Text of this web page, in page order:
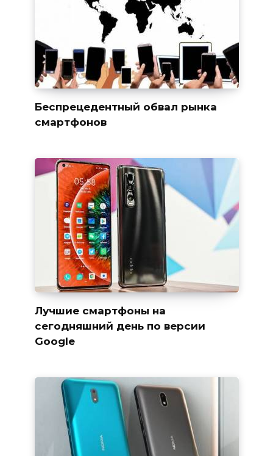
Беспрецедентный обвал рынка
смартфонов
Лучшие смартфоны на
сегодняшний день по версии
Google